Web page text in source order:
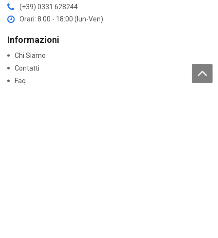
(+39) 0331 628244
Orari: 8:00 - 18:00 (lun-Ven)
Informazioni
Chi Siamo
Contatti
Faq